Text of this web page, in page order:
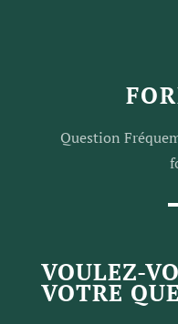
Question
VOULEZ-
VOTRE